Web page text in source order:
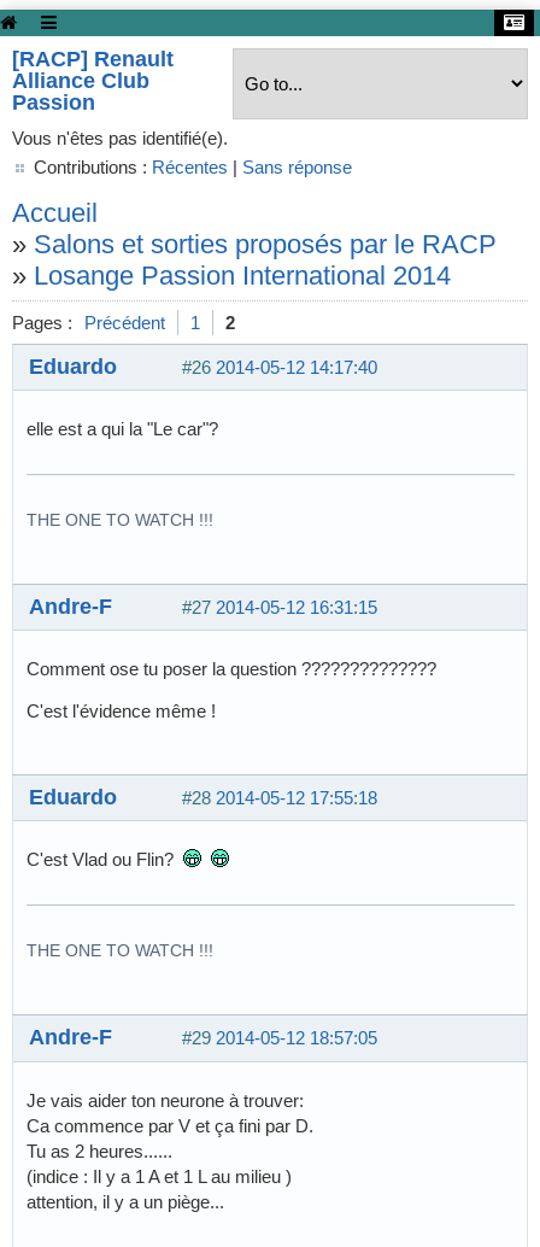
[RACP] Renault
Alliance Club
Passion
Vous n'êtes pas identifié(e).
Contributions : Récentes | Sans réponse
Accueil
» Salons et sorties proposés par le RACP
» Losange Passion International 2014
Pages : Précédent 1 2
#26 2014-05-12 14:17:40
Eduardo
elle est a qui la "Le car"?
THE ONE TO WATCH !!!
#27 2014-05-12 16:31:15
Andre-F
Comment ose tu poser la question ??????????????
C'est l'évidence même !
#28 2014-05-12 17:55:18
Eduardo
C'est Vlad ou Flin?
THE ONE TO WATCH !!!
#29 2014-05-12 18:57:05
Andre-F
Je vais aider ton neurone à trouver:
Ca commence par V et ça fini par D.
Tu as 2 heures......
(indice : Il y a 1 A et 1 L au milieu )
attention, il y a un piège...